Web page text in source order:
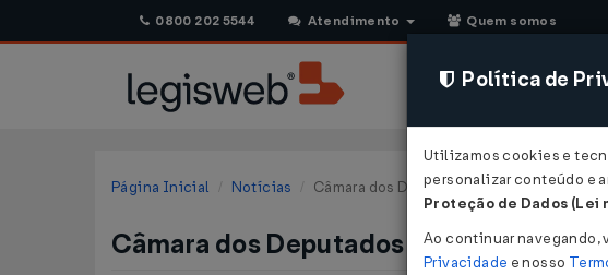
0800 202 5544 Atendimento Quem somos
Página Inicial Notícias Câmara dos Deputados aprova Código
Câmara dos Deputados aprova Código
Política de
Utilizamos cookies e
personalizar conteúdo e
Proteção de Dados (Lei
Ao continuar navegando,
Privacidade e nosso